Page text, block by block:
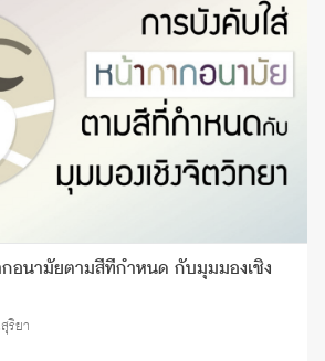
อนามัยตามสีที่กำหนด กับมุมมองเชิง
ริยา